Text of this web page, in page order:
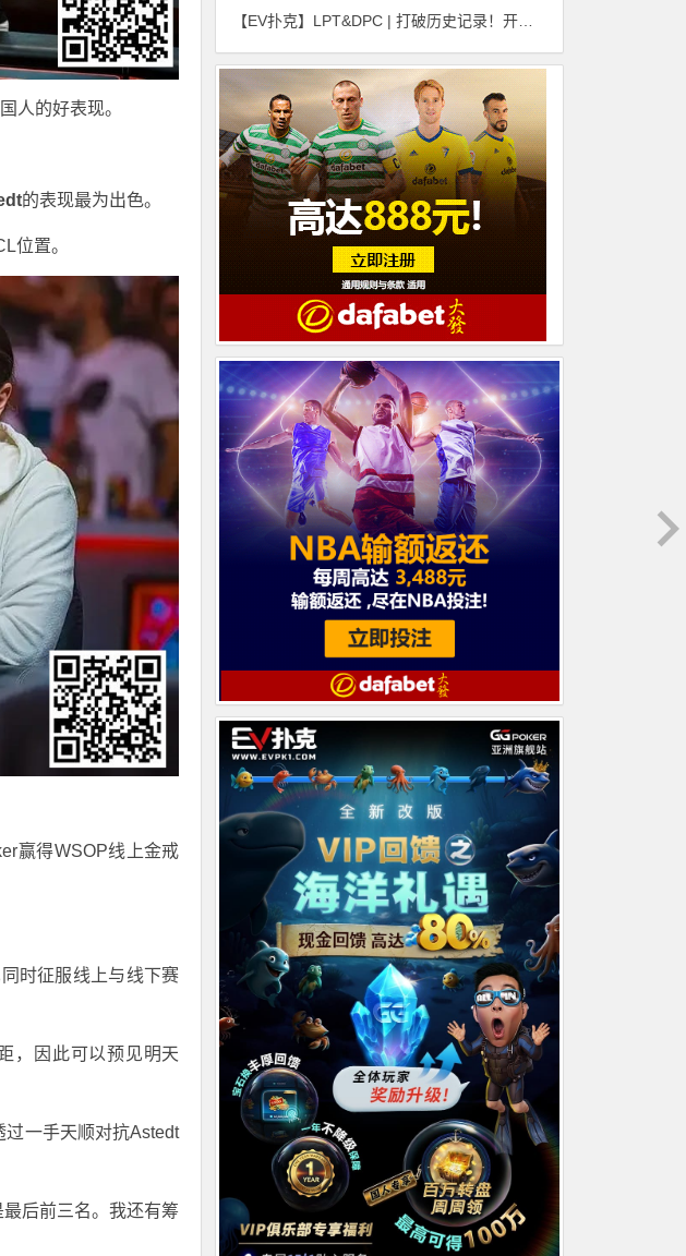
人的好表现。
的表现最为出色。
位置。
赢得WSOP线上金戒
时征服线上与线下赛
，因此可以预见明天
过一手天顺对抗Astedt
后前三名。我还有筹
【EV扑克】LPT&DPC | 打破历史记录！开幕赛参赛人数1471人，打破越南各大品牌赛事的开幕赛参赛人数记录！